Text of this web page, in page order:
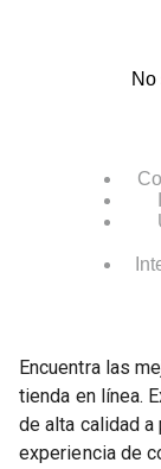
Encuentra las
tienda en línea.
de alta calidad
experiencia de